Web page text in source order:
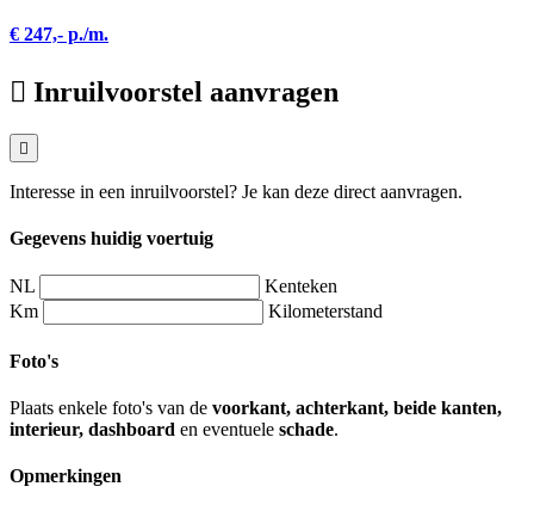
€ 247,- p./m.
Inruilvoorstel aanvragen
Interesse in een inruilvoorstel? Je kan deze direct aanvragen.
Gegevens huidig voertuig
NL
Kenteken
Km
Kilometerstand
Foto's
Plaats enkele foto's van de voorkant, achterkant, beide kanten,
interieur, dashboard en eventuele schade.
Opmerkingen